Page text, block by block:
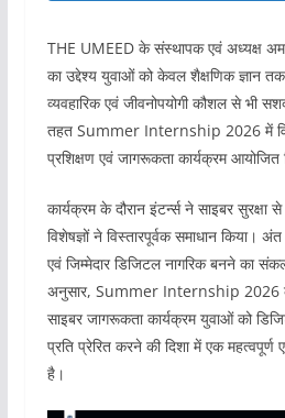
THE UMEED के संस्थापक एवं अध्यक्ष
का उद्देश्य युवाओं को केवल शैक्षणिक ज्ञान
व्यवहारिक एवं जीवनोपयोगी कौशल से भी
तहत Summer Internship 2026 में
प्रशिक्षण एवं जागरूकता कार्यक्रम आयोजित
कार्यक्रम के दौरान इंटर्न्स ने साइबर
विशेषज्ञों ने विस्तारपूर्वक समाधान किया।
एवं जिम्मेदार डिजिटल नागरिक बनने का
अनुसार, Summer Internship 2026
साइबर जागरूकता कार्यक्रम युवाओं को
प्रति प्रेरित करने की दिशा में एक महत्वपूर्ण
है।